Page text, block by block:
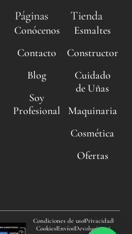
Páginas
Conócenos
Contacto
Blog
Soy
Profesional
Tienda
Esmaltes
Constructor
Cuidado
de Uñas
Maquinaria
Cosmética
Ofertas
Condiciones de usoPrivacidad
CookiesEnvíosDevoluciones